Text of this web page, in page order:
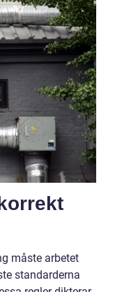
måste arbetet
standarderna